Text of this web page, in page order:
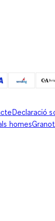
Declaració
homes